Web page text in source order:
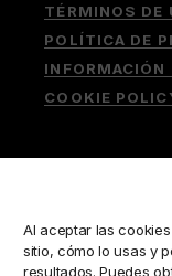
Al aceptar las
sitio, cómo lo usas y
resultados. Puedes
TÉRMINOS DE
POLÍTICA DE
INFORMACIÓN
COOKIE
Buscar: